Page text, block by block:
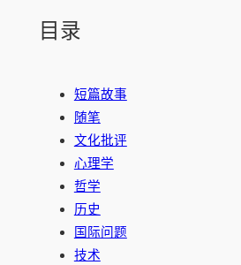
目录
短篇故事
随笔
文化批评
心理学
哲学
历史
国际问题
技术